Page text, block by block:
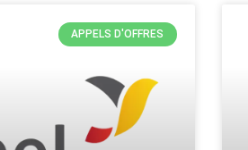
APPELS D'OFFRES